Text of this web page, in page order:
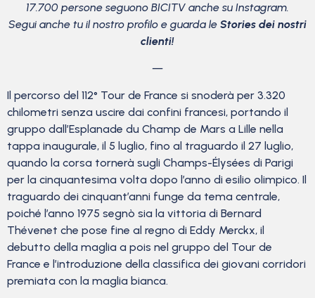
17.700 persone seguono BICITV anche su Instagram.
Segui anche tu il nostro profilo e guarda le Stories dei nostri
clienti!
—
Il percorso del 112° Tour de France si snoderà per 3.320
chilometri senza uscire dai confini francesi, portando il
gruppo dall’Esplanade du Champ de Mars a Lille nella
tappa inaugurale, il 5 luglio, fino al traguardo il 27 luglio,
quando la corsa tornerà sugli Champs-Élysées di Parigi
per la cinquantesima volta dopo l’anno di esilio olimpico. Il
traguardo dei cinquant’anni funge da tema centrale,
poiché l’anno 1975 segnò sia la vittoria di Bernard
Thévenet che pose fine al regno di Eddy Merckx, il
debutto della maglia a pois nel gruppo del Tour de
France e l’introduzione della classifica dei giovani corridori
premiata con la maglia bianca.